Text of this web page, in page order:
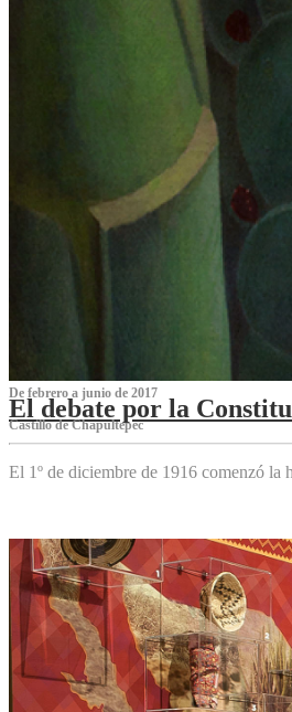
De febrero a junio de 2017
El debate por la
Castillo de Chapultepec
El 1º de diciembre de 1916 comenzó